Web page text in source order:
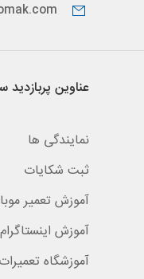
عناوین پربازدید
نمایندگی ها
ثبت شکایات
آموزش تعمیر
آموزش اینستاگرام
آموزشگاه